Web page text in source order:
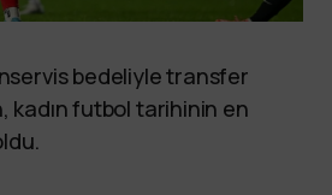
bedeliyle transfer
kadın futbol tarihinin en